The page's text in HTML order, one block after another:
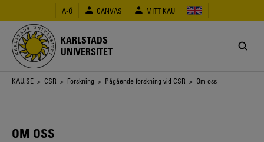
huvudinnehåll
A-Ö CANVAS MITT KAU
KARLSTADS
UNIVERSITET
Länkstig
KAU.SE > CSR > Forskning > Pågående forskning vid CSR > Om oss
OM OSS